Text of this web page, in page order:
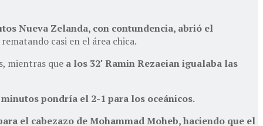
Nueva Zelanda, con contundencia, abrió el
casi en el área chica.
mientras que a los 32′ Ramin Rezaeian igualaba las
pondría el 2-1 para los oceánicos.
el cabezazo de Mohammad Moheb, haciendo que el